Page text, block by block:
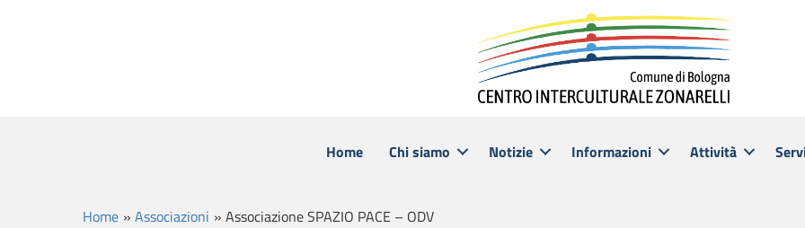
Home Chi siamo Notizie Informazioni Attività
Home » Associazioni » Associazione SPAZIO PACE – ODV